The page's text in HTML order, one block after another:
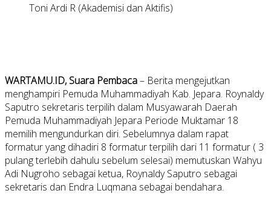
Toni Ardi R (Akademisi dan Aktifis)
WARTAMU.ID, Suara Pembaca– Berita mengejutkan
menghampiri Pemuda Muhammadiyah Kab. Jepara. Roynaldy
Saputro sekretaris terpilih dalam Musyawarah Daerah
Pemuda Muhammadiyah Jepara Periode Muktamar 18
memilih mengundurkan diri. Sebelumnya dalam rapat
formatur yang dihadiri 8 formatur terpilih dari 11 formatur ( 3
pulang terlebih dahulu sebelum selesai) memutuskan Wahyu
Adi Nugroho sebagai ketua, Roynaldy Saputro sebagai
sekretaris dan Endra Luqmana sebagai bendahara.